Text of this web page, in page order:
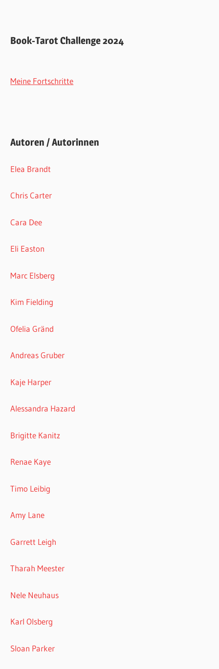
Book-Tarot Challenge 2024
Meine Fortschritte
Autoren / Autorinnen
Elea Brandt
Chris Carter
Cara Dee
Eli Easton
Marc Elsberg
Kim Fielding
Ofelia Gränd
Andreas Gruber
Kaje Harper
Alessandra Hazard
Brigitte Kanitz
Renae Kaye
Timo Leibig
Amy Lane
Garrett Leigh
Tharah Meester
Nele Neuhaus
Karl Olsberg
Sloan Parker